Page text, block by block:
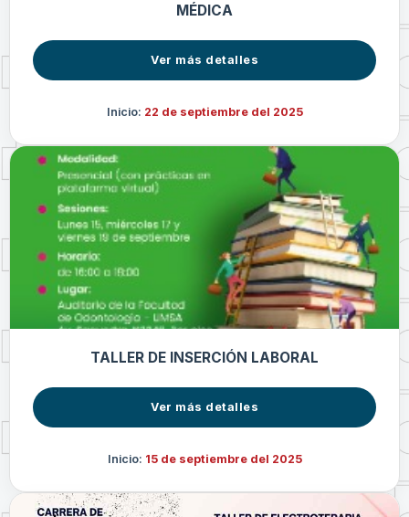
MÉDICA
Ver más detalles
Inicio: 22 de septiembre del 2025
TALLER DE INSERCIÓN LABORAL
Ver más detalles
Inicio: 15 de septiembre del 2025